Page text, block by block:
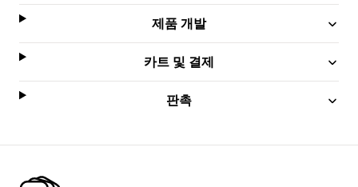
제품 개발
카트 및 결제
판촉